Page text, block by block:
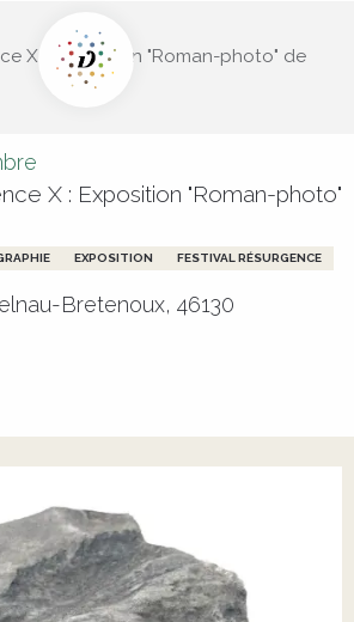
X : Exposition "Roman-photo" de
X : Exposition "Roman-photo"
EXPOSITION FESTIVAL RÉSURGENCE
Bretenoux, 46130